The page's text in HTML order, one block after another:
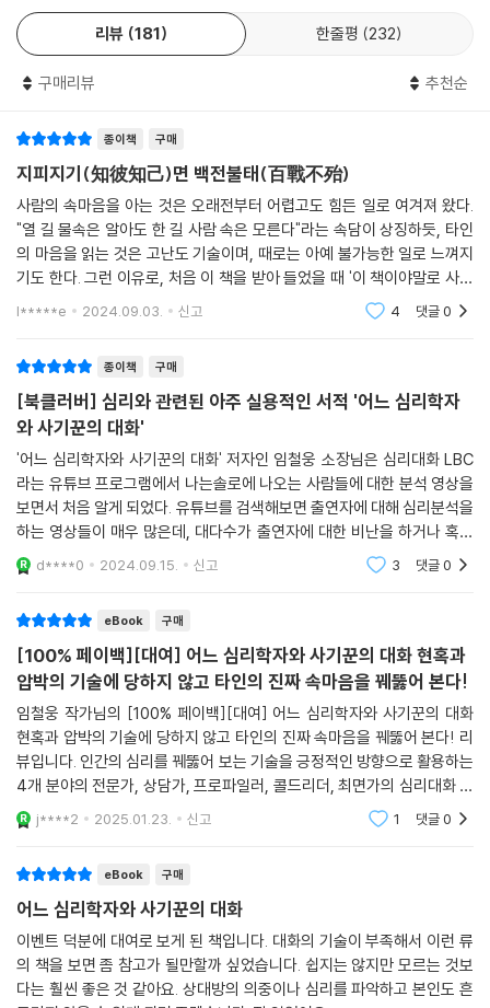
1. 데이터 수집 단계 = 라포 형성
2. 분석 단계 = 기준선 잡기
3. 심리 평가 단계 = 단서 모으고 가설 세우기
이는 앞에서 봤던 눈치와도 유사하고, 이후 소개할 다른 기술과도 유사한
프로세스입니다. 그럼 단계별로 어떻게 활용할 수
있을지 사례 하나를 살펴보겠습니다.
사례 ① 정보를 수집하고 유추하는 사례 : 형사 A
한 형사가 범죄 현장 분석을 마치고 다음과 같이 판단했습니다.
“피의자는 왼손잡이고, 절름발이다. 280mm 사이즈 신발을 신고 있었다.
흡연자일 가능성이 높으며 생산직에 종사하고 있다. 폭력 전과가 있고 복
어떤 근거로 이렇게 추론할 수 있었을까요?
왼손잡이 : 상처의 각도나 무기의 위치
절름발이 : 부상, 선천적 상태 또는 발자국으로 본 걸음 습관
280mm 사이즈 신발 : 발자국 또는 다른 흔적들의 모양
흡연자 : 담배 잔여물이나 냄새
생산직 : 용의자의 옷이나 도구의 유형
폭력 전과 : 범죄의 심각성과 방법, 주저한 흔적 등
복수하려는 동기 : 범행 방식, 피해자의 과거 등
이처럼 현장을 보는 것만으로 많은 정보를 유추해낼 수 있습니다.
프로파일링은 일상에서도 유용하게 쓸 수 있습니다. 특히 인생이나 업무
등 어떤 경험이 많은 사람 중에는 이런 프로파일을 아주 섬세하고 날카롭
게 해내시는 분들이 있죠. 작은 행동을 보고 성격을 유추해내기도 하고요.
예를 들어, 닫혀 있던 문을 열고 들어오면서 다시 닫지 않는 것을 보고 세심
하지 않은 성격임을 판단하거나, 밝게 웃어도 그 웃음이 금방 사라지는 것
을 보고 긴장한 상태나 예민한 정도를 파악하죠. 말하는 것을 보면서 상대
의 결핍이나 인정 욕구까지 유추해내기도 합니다.
물론 이런 것들은 편견이 될 수도 있습니다. 현명한 사람들은 그것이 편견
하지만 모든 사람들이 현명하지는 않죠. 그래서 항상 행동을 조심해야 합
니다. 누군가의 편견으로 오해받을 이유는 없으니까요. 그리고 우리가 내
린 어떤 판단이 편견일 수도 있다는 생각을 해야 합니다. 항상 현재의 판단
이 하나의 가설이라고 생각하고 제대로 객관적인 근거를 수집해야 합니다.
--- pp.120-123, 「CHAPTER 3. 프로파일러는 어떻게 상대의 거짓을 간
파할까? 3-1. 프로파일링의 기법들」 중에서
유도한다. 따라서 평범한 사람들도 각각의 전문가들이 활용하는 기법의 핵
심을 익히고 실제로 응용해본다면, ‘타인의 진짜 속마음을 꿰뚫어 사회생
될 수 있다. 반면, 전문가의 심리대화 기법을 알면, 악의적인 목적으로 심리
제동을 거는 데 활용할 수도 있다.
다양한 실제 사례와 응용, 활용 예시 및 심리대화를 위한 전문적 방법 수록
신간『어느 심리학자와 사기꾼의 대화』에는 상담가, 프로파일러, 콜드리
더, 최면가의 실제 심리대화 사례가 다양하게 담겨 있다. 더불어 일상에서
활용 및 응용가능한 대화 예시도 담겨 있어 독자들은 자신이 처한 상황에
형성하기 위해 ‘친밀함’과 ‘권위’를 얻는 방법, 프로파일러가 상대의 거짓말
을 간파하고 진실을 말하도록 압박하는 방법, 아무 정보도 없는 상태에서
상대방의 생각을 읽어내는 콜드리더가 상대로부터 신뢰와 정보를 얻는 방
법, 악의적인 콜드리딩에 당하지 않는 방법 등 실제로 도움되는 실용적이
고 구체적인 방법과 예시가 소개되어 있다.
심리대화를 위한 기술 몇 가지
· 상대의 생각과 질문에 담긴 혹은 숨어 있는 진짜 마음을 읽어내는, 주제
· 기준점과 달라지는지 살펴야 하는 변화의 3가지 방향, 설득, 후퇴, 방황
반응
· 포괄적인 내용을 언급하면서 상대가 구체적 정보를 제공하게 만드는, 스
톡 스필(Stock Spiel)
· 두 가지 선택지를 주지만 어떤 선택이든 다 출제자에게 유리하도록 구성
된, 이중 구속 (Double Bind)
· 상대 반응에 따라 포커스 두는 곳을 좁혔다 넓혔다 하는, 줌 인-줌 아웃(Z
oom In-Zoom Out)
· 여러 가지로 해석의 여지가 있는 예측을 들려주는, 미묘한 예측(Subtle
· 패턴을 깨는 질문으로 상대를 당황시키는, 패턴 인터럽트(Pattern Inte
rrupt)
· 전달하는 말 속에 메타 메시지를 넣고 강조해 말하는, 삽입 명령
리뷰 181 한줄평 232
구매리뷰 추천순
종이책 구매
지피지기(知彼知己)면 백전불태(百戰不殆)
사람의 속마음을 아는 것은 오래전부터 어렵고도 힘든 일로 여겨져 왔다.
"열 길 물속은 알아도 한 길 사람 속은 모른다"라는 속담이 상징하듯, 타인
의 마음을 읽는 것은 고난도 기술이며, 때로는 아예 불가능한 일로 느껴지
기도 한다. 그런 이유로, 처음 이 책을 받아 들었을 때 '이 책이야말로 사람
의 속을 들여다보는 방법을 제시해 줄 수 있을까?'라는 의문과 함께 기대감
l*****e 2024.09.03. 신고 4 댓글0
종이책 구매
[북클러버] 심리와 관련된 아주 실용적인 서적 '어느 심리학자
와 사기꾼의 대화'
'어느 심리학자와 사기꾼의 대화' 저자인 임철웅 소장님은 심리대화 LBC
라는 유튜브 프로그램에서 나는솔로에 나오는 사람들에 대한 분석 영상을
보면서 처음 알게 되었다. 유튜브를 검색해보면 출연자에 대해 심리분석을
하는 영상들이 매우 많은데, 대다수가 출연자에 대한 비난을 하거나 혹은
뇌피셜을 통한 주관+추측성 내용이 많아 출연자의 심리 분석 내용을 신뢰
할 수 없었다.(유
d****0 2024.09.15. 신고 3 댓글0
eBook 구매
[100% 페이백][대여] 어느 심리학자와 사기꾼의 대화 현혹과
압박의 기술에 당하지 않고 타인의 진짜 속마음을 꿰뚫어 본다!
임철웅 작가님의 [100% 페이백][대여] 어느 심리학자와 사기꾼의 대화
현혹과 압박의 기술에 당하지 않고 타인의 진짜 속마음을 꿰뚫어 본다! 리
뷰입니다. 인간의 심리를 꿰뚫어 보는 기술을 긍정적인 방향으로 활용하는
4개 분야의 전문가, 상담가, 프로파일러, 콜드리더, 최면가의 심리대화 기
술을 파헤친다. 이들이 사용하는 ‘타인의 심리를 꿰뚫어 보는 기술들’은, 대
체로 비슷한
j****2 2025.01.23. 신고 1 댓글0
eBook 구매
어느 심리학자와 사기꾼의 대화
이벤트 덕분에 대여로 보게 된 책입니다. 대화의 기술이 부족해서 이런 류
의 책을 보면 좀 참고가 될만할까 싶었습니다. 쉽지는 않지만 모르는 것보
다는 훨씬 좋은 것 같아요. 상대방의 의중이나 심리를 파악하고 본인도 흔